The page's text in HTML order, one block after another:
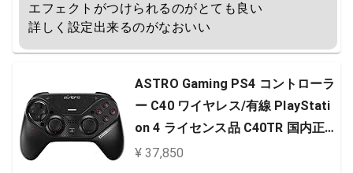
エフェクトがつけられるのがとても良い
詳しく設定出来るのがなおいい
ASTRO Gaming PS4 コントローラ
ー C40 ワイヤレス/有線 PlayStati
on 4 ライセンス品 C40TR 国内正
規品
¥ 37,850